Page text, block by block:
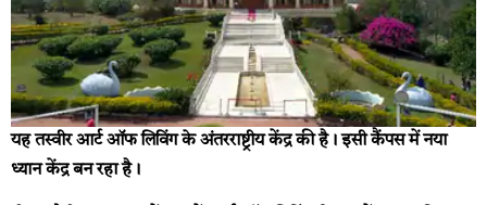
यह तस्वीर आर्ट ऑफ लिविंग के अंतरराष्ट्रीय केंद्र की है। इसी कैंपस में नया
ध्यान केंद्र बन रहा है।